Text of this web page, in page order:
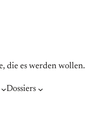
die es werden wollen.
Dossiers